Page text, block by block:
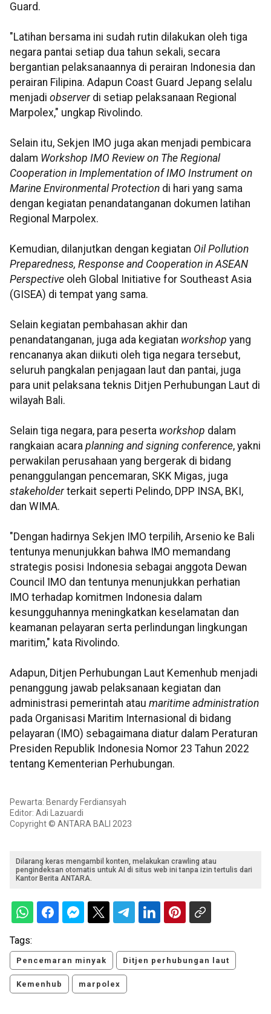
Guard.
"Latihan bersama ini sudah rutin dilakukan oleh tiga
negara pantai setiap dua tahun sekali, secara
bergantian pelaksanaannya di perairan Indonesia dan
perairan Filipina. Adapun Coast Guard Jepang selalu
menjadi observerdi setiap pelaksanaan Regional
Marpolex," ungkap Rivolindo.
Selain itu, Sekjen IMO juga akan menjadi pembicara
dalam Workshop IMO Review on The Regional
Cooperation in Implementation of IMO Instrument on
Marine Environmental Protection di hari yang sama
dengan kegiatan penandatanganan dokumen latihan
Regional Marpolex.
Kemudian, dilanjutkan dengan kegiatan Oil Pollution
Preparedness, Response and Cooperation in ASEAN
Perspective oleh Global Initiative for Southeast Asia
(GISEA) di tempat yang sama.
Selain kegiatan pembahasan akhir dan
penandatanganan, juga ada kegiatan workshop yang
rencananya akan diikuti oleh tiga negara tersebut,
seluruh pangkalan penjagaan laut dan pantai, juga
para unit pelaksana teknis Ditjen Perhubungan Laut di
wilayah Bali.
Selain tiga negara, para peserta workshop dalam
rangkaian acara planning and signing conference, yakni
perwakilan perusahaan yang bergerak di bidang
penanggulangan pencemaran, SKK Migas, juga
stakeholderterkait seperti Pelindo, DPP INSA, BKI,
dan WIMA.
"Dengan hadirnya Sekjen IMO terpilih, Arsenio ke Bali
tentunya menunjukkan bahwa IMO memandang
strategis posisi Indonesia sebagai anggota Dewan
Council IMO dan tentunya menunjukkan perhatian
IMO terhadap komitmen Indonesia dalam
kesungguhannya meningkatkan keselamatan dan
keamanan pelayaran serta perlindungan lingkungan
maritim," kata Rivolindo.
Adapun, Ditjen Perhubungan Laut Kemenhub menjadi
penanggung jawab pelaksanaan kegiatan dan
administrasi pemerintah atau maritime administration
pada Organisasi Maritim Internasional di bidang
pelayaran (IMO) sebagaimana diatur dalam Peraturan
Presiden Republik Indonesia Nomor 23 Tahun 2022
tentang Kementerian Perhubungan.
Pewarta: Benardy Ferdiansyah
Editor: Adi Lazuardi
Copyright © ANTARA BALI 2023
Dilarang keras mengambil konten, melakukan crawling atau
pengindeksan otomatis untuk AI di situs web ini tanpa izin tertulis dari
Kantor Berita ANTARA.
Tags:
Pencemaran minyak Ditjen perhubungan laut
Kemenhub marpolex